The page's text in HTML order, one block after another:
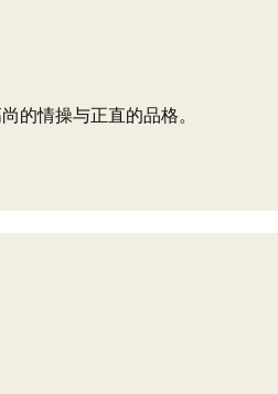
的情操与正直的品格。